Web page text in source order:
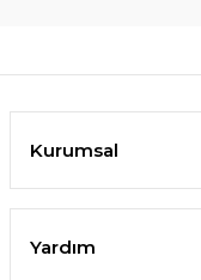
Kurumsal
Yardım